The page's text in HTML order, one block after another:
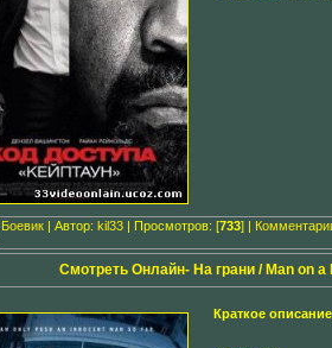
Боевик | Автор: kil33 | Просмотров: [733] |
Смотреть Онлайн- На грани / Man on a
Краткое